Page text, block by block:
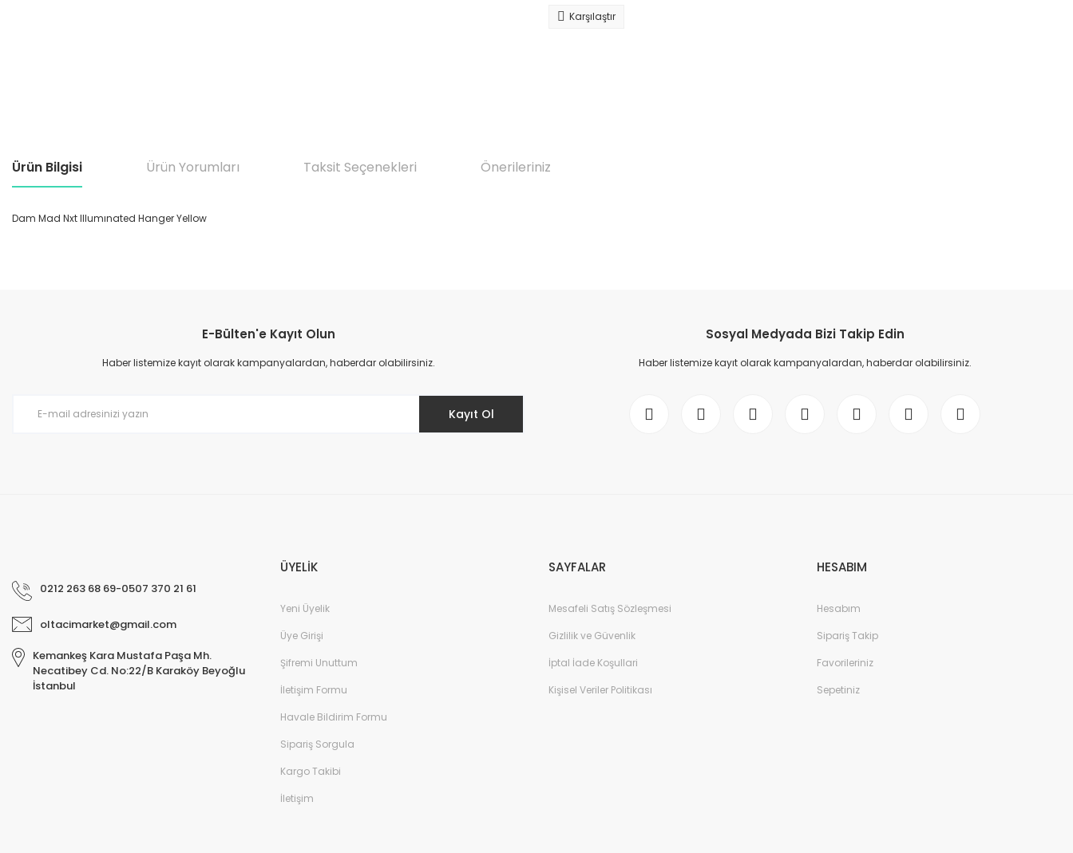
Karşılaştır
Ürün Bilgisi Ürün Yorumları Taksit Seçenekleri Önerileriniz
Dam Mad Nxt Illumınated Hanger Yellow
Ürün resmi kalitesiz, bozuk veya görüntülenemiyor.
Ürün açıklamasında eksik bilgiler bulunuyor.
E-Bülten'e Kayıt Olun
Haber listemize kayıt olarak kampanyalardan, haberdar olabilirsiniz.
Kayıt Ol
Sosyal Medyada Bizi Takip Edin
Haber listemize kayıt olarak kampanyalardan, haberdar olabilirsiniz.
0212 263 68 69-0507 370 21 61
oltacimarket@gmail.com
Kemankeş Kara Mustafa Paşa Mh.
Necatibey Cd. No:22/B Karaköy Beyoğlu
İstanbul
ÜYELİK
Yeni Üyelik
Üye Girişi
Şifremi Unuttum
İletişim Formu
Havale Bildirim Formu
Sipariş Sorgula
Kargo Takibi
İletişim
SAYFALAR
Mesafeli Satış Sözleşmesi
Gizlilik ve Güvenlik
İptal İade Koşullari
Kişisel Veriler Politikası
HESABIM
Hesabım
Sipariş Takip
Favorileriniz
Sepetiniz